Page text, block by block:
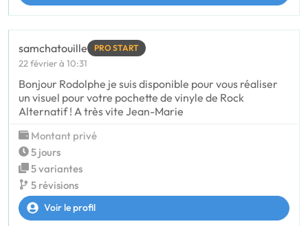
samchatouille PRO START
22 février à 10:31
Bonjour Rodolphe je suis disponible pour vous réaliser
un visuel pour votre pochette de vinyle de Rock
Alternatif ! A très vite Jean-Marie
Montant privé
5 jours
5 variantes
5 révisions
Voir le profil